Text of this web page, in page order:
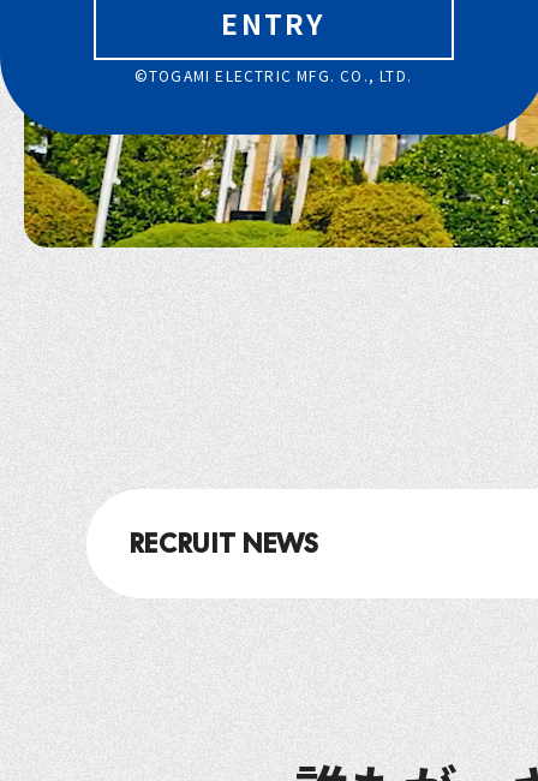
ENTRY
©TOGAMI ELECTRIC MFG. CO., LTD.
RECRUIT NEWS